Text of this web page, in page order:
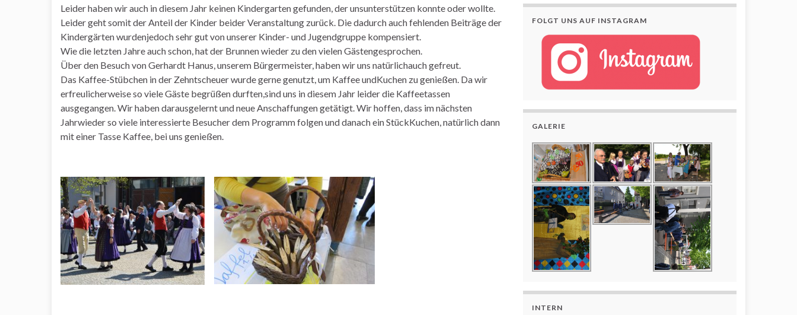
Leider haben wir auch in diesem Jahr keinen Kindergarten gefunden, der unsunterstützen konnte oder wollte.
Leider geht somit der Anteil der Kinder beider Veranstaltung zurück. Die dadurch auch fehlenden Beiträge der
Kindergärten wurdenjedoch sehr gut von unserer Kinder- und Jugendgruppe kompensiert.
Wie die letzten Jahre auch schon, hat der Brunnen wieder zu den vielen Gästengesprochen.
Über den Besuch von Gerhardt Hanus, unserem Bürgermeister, haben wir uns natürlichauch gefreut.
Das Kaffee-Stübchen in der Zehntscheuer wurde gerne genutzt, um Kaffee undKuchen zu genießen. Da wir
erfreulicherweise so viele Gäste begrüßen durften,sind uns in diesem Jahr leider die Kaffeetassen
ausgegangen. Wir haben darausgelernt und neue Anschaffungen getätigt. Wir hoffen, dass im nächsten
Jahrwieder so viele interessierte Besucher dem Programm folgen und danach ein StückKuchen, natürlich dann
mit einer Tasse Kaffee, bei uns genießen.
FOLGT UNS AUF INSTAGRAM
GALERIE
INTERN